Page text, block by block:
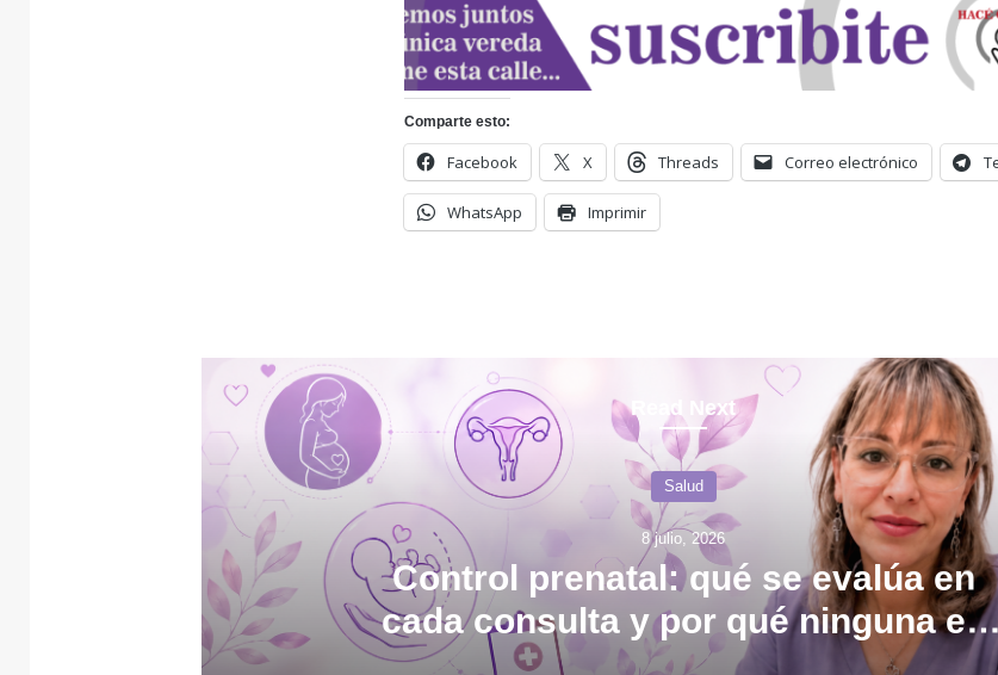
Comparte esto:
Facebook X Threads Correo electrónico
WhatsApp Imprimir
Read Next
Salud
8 julio, 2026
Control prenatal: qué se evalúa en
cada consulta y por qué ninguna es
“solo un control”